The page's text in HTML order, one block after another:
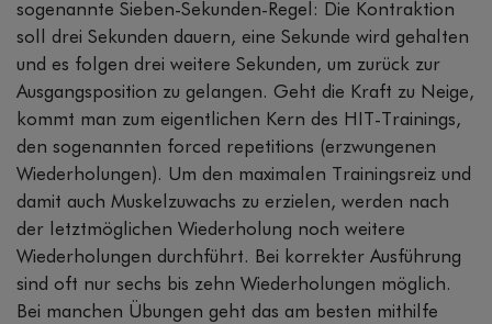
sogenannte Sieben-Sekunden-Regel: Die Kontraktion
soll drei Sekunden dauern, eine Sekunde wird gehalten
und es folgen drei weitere Sekunden, um zurück zur
Ausgangsposition zu gelangen. Geht die Kraft zu Neige,
kommt man zum eigentlichen Kern des HIT-Trainings,
den sogenannten forced repetitions (erzwungenen
Wiederholungen). Um den maximalen Trainingsreiz und
damit auch Muskelzuwachs zu erzielen, werden nach
der letztmöglichen Wiederholung noch weitere
Wiederholungen durchführt. Bei korrekter Ausführung
sind oft nur sechs bis zehn Wiederholungen möglich.
Bei manchen Übungen geht das am besten mithilfe